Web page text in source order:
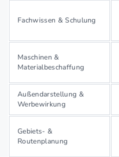
Fachwissen & Schulung
Maschinen &
Materialbeschaffung
Außendarstellung &
Werbewirkung
Gebiets- &
Routenplanung